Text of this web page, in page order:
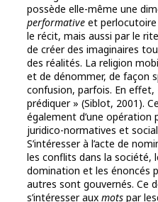
possède elle-même une
performative et
le récit, mais aussi par le
de créer des imaginaires
des réalités. La religion
et de dénommer, de façon
confusion, parfois. En effet,
prédiquer » (Siblot, 2001).
également d’une
juridico-normatives et
S’intéresser à l’acte de
les conflits dans la société,
domination et les énoncés
autres sont gouvernés. Ce
s’intéresser aux mots par